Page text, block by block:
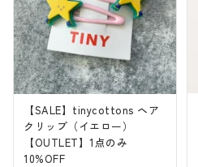
【SALE】tinycottons ヘア
クリップ（イエロー）
【OUTLET】1点のみ
10%OFF